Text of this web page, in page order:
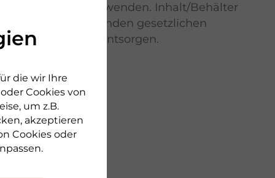
die wir Ihre
Cookies von
um z.B.
akzeptieren
Cookies oder
zum Löschen verwenden. Inhalt/Behälter
gemäß den geltenden gesetzlichen
Bestimmungen entsorgen.